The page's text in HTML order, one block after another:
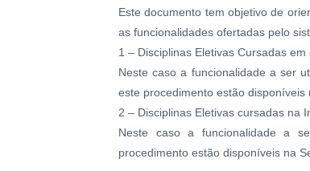
Este documento tem objetivo de
as funcionalidades ofertadas pelo
1 – Disciplinas Eletivas Cursadas
Neste caso a funcionalidade a ser
este procedimento estão
2 – Disciplinas Eletivas cursadas na
Neste caso a funcionalidade a
procedimento estão disponíveis na